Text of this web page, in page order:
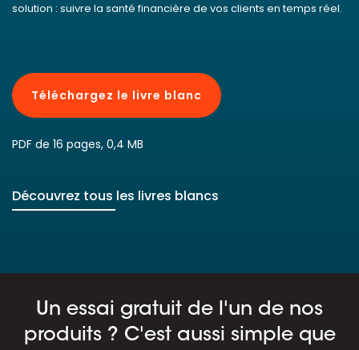
solution : suivre la santé financière de vos clients en temps réel.
Téléchargez le livre blanc
PDF de 16 pages, 0,4 MB
Découvrez tous les livres blancs
Un essai gratuit de l'un de nos
produits ? C'est aussi simple que